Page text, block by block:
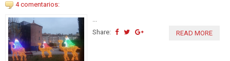
4 comentarios:
...
Share:
READ MORE